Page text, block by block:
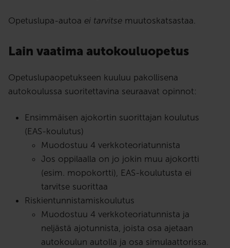
Opetuslupa-autoa ei tarvitse muutoskatsastaa.
Lain vaatima autokouluopetus
Opetuslupaopetukseen kuuluu pakollisena
autokoulussa suoritettavina seuraavat opinnot:
Ensimmäisen ajokortin suorittajan koulutus
(EAS-koulutus)
Muodostuu 4 verkkoteoriatunnista
Jos oppilaalla on jo jokin muu ajokortti
(esim. mopokortti), EAS-koulutusta ei
tarvitse suorittaa
Riskientunnistamiskoulutus
Muodostuu 4 verkkoteoriatunnista ja
neljästä ajotunnista, joista osa ajetaan
autokoulun autolla ja osa simulaattorissa.